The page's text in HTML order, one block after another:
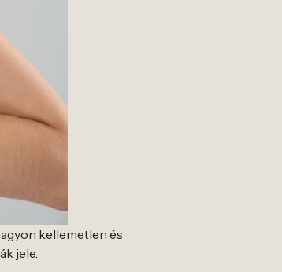
kellemetlen és
jele.